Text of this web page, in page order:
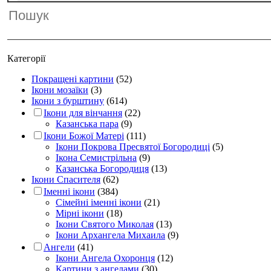
Категорії
Покращені картини (52)
Ікони мозаїки (3)
Ікони з бурштину (614)
Ікони для вінчання (22)
Казанська пара (9)
Ікони Божої Матері (111)
Ікони Покрова Пресвятої Богородиці (5)
Ікона Семистрільна (9)
Казанська Богородиця (13)
Ікони Спасителя (62)
Іменні ікони (384)
Сімейні іменні ікони (21)
Мірні ікони (18)
Ікони Святого Миколая (13)
Ікони Архангела Михаила (9)
Ангели (41)
Ікони Ангела Охоронця (12)
Картини з ангелами (30)